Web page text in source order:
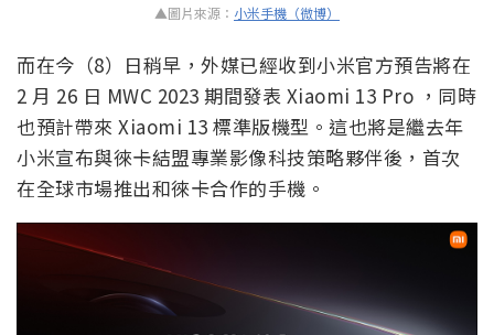
▲圖片來源： 小米手機（微博）
而在今（8）日稍早，外媒已經收到小米官方預告將在
2 月 26 日 MWC 2023 期間發表 Xiaomi 13 Pro ，同時
也預計帶來 Xiaomi 13 標準版機型。這也將是繼去年
小米宣布與徠卡結盟專業影像科技策略夥伴後，首次
在全球市場推出和徠卡合作的手機。